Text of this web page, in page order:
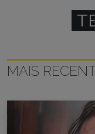
MAIS